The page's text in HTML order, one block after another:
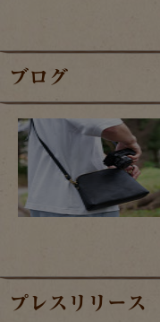
ブログ
プレスリリース